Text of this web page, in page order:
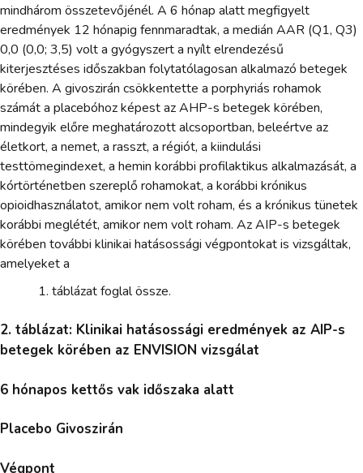
mindhárom összetevőjénél. A 6 hónap alatt megfigyelt
eredmények 12 hónapig fennmaradtak, a medián AAR (Q1, Q3)
0,0 (0,0; 3,5) volt a gyógyszert a nyílt elrendezésű
kiterjesztéses időszakban folytatólagosan alkalmazó betegek
körében. A givoszirán csökkentette a porphyriás rohamok
számát a placebóhoz képest az AHP-s betegek körében,
mindegyik előre meghatározott alcsoportban, beleértve az
életkort, a nemet, a rasszt, a régiót, a kiindulási
testtömegindexet, a hemin korábbi profilaktikus alkalmazását, a
kórtörténetben szereplő rohamokat, a korábbi krónikus
opioidhasználatot, amikor nem volt roham, és a krónikus tünetek
korábbi meglétét, amikor nem volt roham. Az AIP-s betegek
körében további klinikai hatásossági végpontokat is vizsgáltak,
amelyeket a
táblázat foglal össze.
2. táblázat: Klinikai hatásossági eredmények az AIP-s
betegek körében az ENVISION vizsgálat
6 hónapos kettős vak időszaka alatt
Placebo Givoszirán
Végpont